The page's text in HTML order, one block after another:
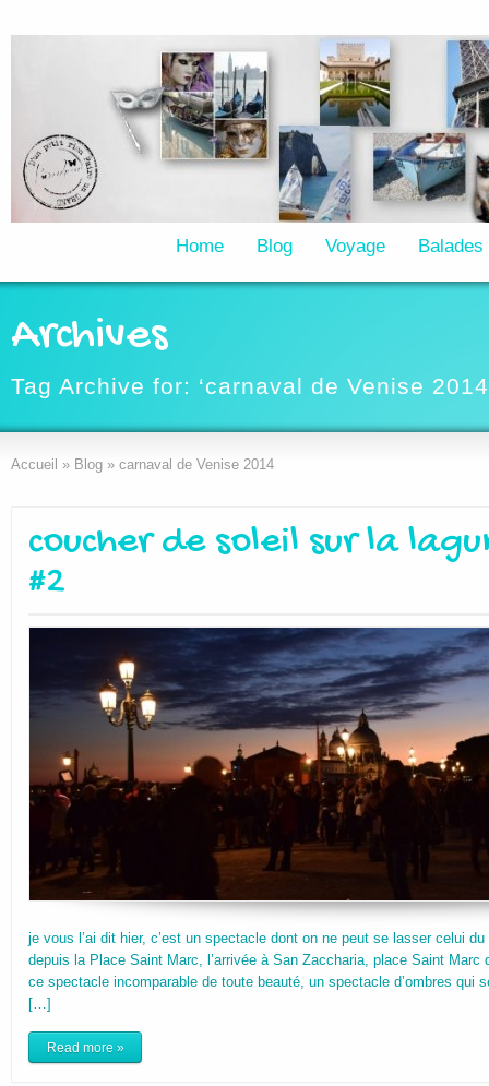
Home Blog Voyage Balades
Archives
Tag Archive for: ‘carnaval de Venise
Accueil » Blog » carnaval de Venise 2014
coucher de soleil sur la
#2
je vous l’ai dit hier, c’est un spectacle dont on ne peut se lasser celui
depuis la Place Saint Marc, l’arrivée à San Zaccharia, place Saint Marc
ce spectacle incomparable de toute beauté, un spectacle d’ombres qui
[…]
Read more »